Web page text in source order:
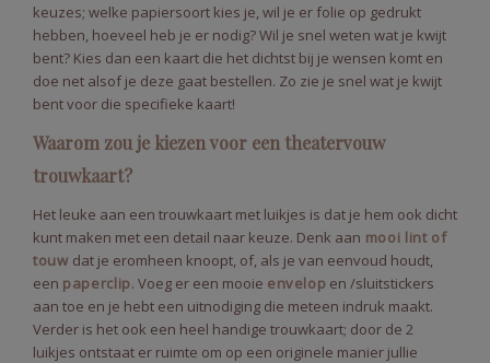
keuzes; welke papiersoort kies je, wil je er folie op gedrukt
hebben, hoeveel heb je er nodig? Wil je snel weten wat je kwijt
bent? Kies dan een kaart die het dichtst bij je wensen komt en
doe net alsof je deze gaat bestellen. Zo zie je snel wat je kwijt
bent voor die specifieke kaart!
Waarom zou je kiezen voor een theatervouw
trouwkaart?
Het leuke aan een trouwkaart met luikjes is dat je hem ook dicht
kunt maken met een detail naar keuze. Denk aan mooi lint of
touw dat je eromheen knoopt, of, als je van eenvoud houdt,
een paperclip. Voeg er een mooie envelop en /sluitstickers
aan toe en je hebt een uitnodiging die meteen indruk maakt.
Verder is het ook een heel handige trouwkaart; door de 2
luikjes ontstaat er ruimte om op een originele manier jullie